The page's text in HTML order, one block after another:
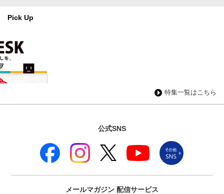
Pick Up
特集一覧はこちら
公式SNS
メールマガジン 配信サービス